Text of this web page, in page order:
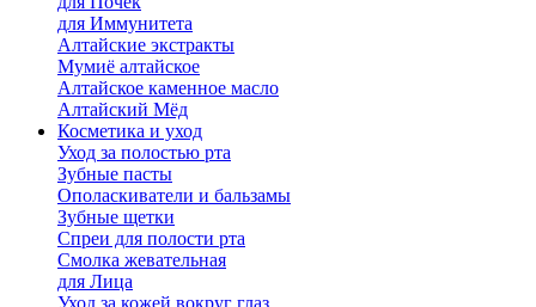
для Иммунитета
Алтайские экстракты
Мумиё алтайское
Алтайское каменное масло
Алтайский Мёд
Косметика и уход
Уход за полостью рта
Зубные пасты
Ополаскиватели и бальзамы
Зубные щетки
Спреи для полости рта
Смолка жевательная
для Лица
Уход за кожей вокруг глаз